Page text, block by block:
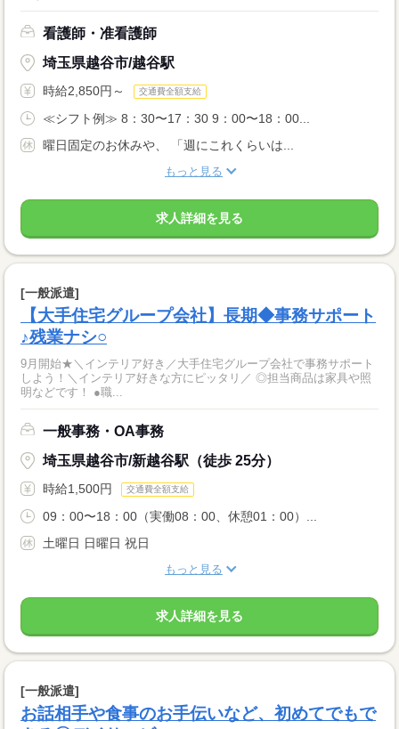
看護師・准看護師
埼玉県越谷市/越谷駅
時給2,850円～ 交通費全額支給
≪シフト例≫ 8：30〜17：30 9：00〜18：00...
曜日固定のお休みや、 「週にこれくらいは...
もっと見る
求人詳細を見る
[一般派遣]
【大手住宅グループ会社】長期◆事務サポート
♪残業ナシ○
9月開始★＼インテリア好き／大手住宅グループ会社で事務サポート
しよう！＼インテリア好きな方にピッタリ／ ◎担当商品は家具や照
明などです！ ●職...
一般事務・OA事務
埼玉県越谷市/新越谷駅（徒歩 25分）
時給1,500円 交通費全額支給
09：00〜18：00（実働08：00、休憩01：00）...
土曜日 日曜日 祝日
もっと見る
求人詳細を見る
[一般派遣]
お話相手や食事のお手伝いなど、初めてでもで